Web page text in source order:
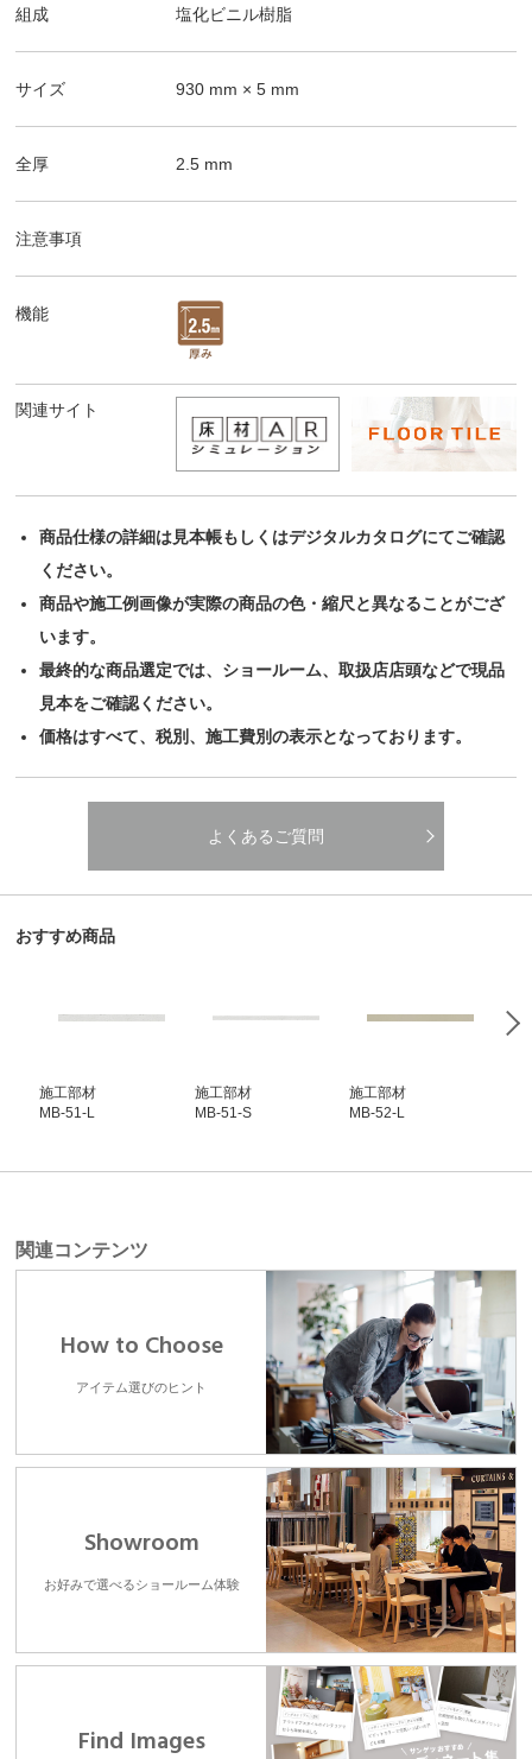
組成 塩化ビニル樹脂
サイズ 930 mm ×5 mm
全厚 2.5 mm
注意事項
機能
関連サイト
商品仕様の詳細は見本帳もしくはデジタルカタログにてご確認
ください。
商品や施工例画像が実際の商品の色・縮尺と異なることがござ
います。
最終的な商品選定では、ショールーム、取扱店店頭などで現品
見本をご確認ください。
価格はすべて、税別、施工費別の表示となっております。
よくあるご質問
おすすめ商品
施工部材
MB-51-L
施工部材
MB-51-S
施工部材
MB-52-L
関連コンテンツ
How to Choose
アイテム選びのヒント
Showroom
お好みで選べるショールーム体験
Find Images